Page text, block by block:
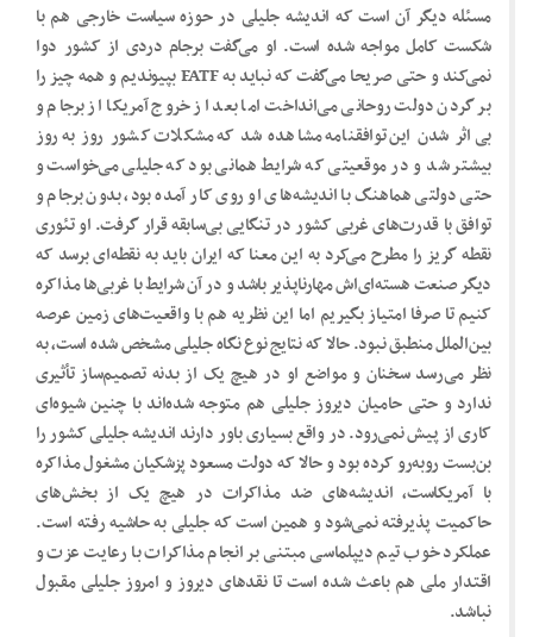
مسئله دیگر آن است که اندیشه جلیلی در حوزه سیاست خارجی هم با
شکست کامل مواجه شده است. او می‌گفت برجام دردی از کشور دوا
نمی‌کند و حتی صریحا می‌گفت که نباید به FATF بپیوندیم و همه چیز را
بر گردن دولت روحانی می‌انداخت اما بعد از خروج آمریکا از برجام و
بی‌اثر شدن این توافقنامه مشاهده شد که مشکلات کشور روز به روز
بیشتر شد و در موقعیتی که شرایط همانی بود که جلیلی می‌خواست و
حتی دولتی هماهنگ با اندیشه‌های او روی کار آمده بود، بدون برجام و
توافق با قدرت‌های غربی کشور در تنگایی بی‌سابقه قرار گرفت. او تئوری
نقطه گریز را مطرح می‌کرد به این معنا که ایران باید به نقطه‌ای برسد که
دیگر صنعت هسته‌ای‌اش مهارناپذیر باشد و در آن شرایط با غربی‌ها مذاکره
کنیم تا صرفا امتیاز بگیریم اما این نظریه هم با واقعیت‌های زمین عرصه
بین‌الملل منطبق نبود. حالا که نتایج نوع نگاه جلیلی مشخص شده است، به
نظر می‌رسد سخنان و مواضع او در هیچ یک از بدنه تصمیم‌ساز تأثیری
ندارد و حتی حامیان دیروز جلیلی هم متوجه شده‌اند با چنین شیوه‌ای
کاری از پیش نمی‌رود. در واقع بسیاری باور دارند اندیشه جلیلی کشور را
بن‌بست روبه‌رو کرده بود و حالا که دولت مسعود پزشکیان مشغول مذاکره
با آمریکاست، اندیشه‌های ضد مذاکرات در هیچ یک از بخش‌های
حاکمیت پذیرفته نمی‌شود و همین است که جلیلی به حاشیه رفته است.
عملکرد خوب تیم دیپلماسی مبتنی بر انجام مذاکرات با رعایت عزت و
اقتدار ملی هم باعث شده است تا نقدهای دیروز و امروز جلیلی مقبول
نباشد.